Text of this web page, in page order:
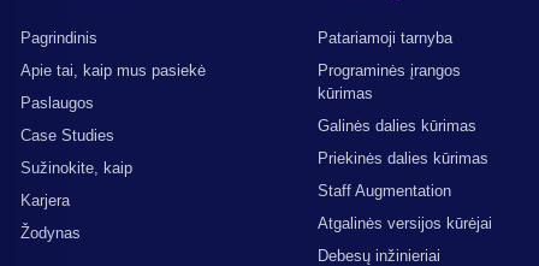
Pagrindinis
Apie tai, kaip mus pasiekė
Paslaugos
Case Studies
Sužinokite, kaip
Karjera
Žodynas
Patariamoji tarnyba
Programinės įrangos
kūrimas
Galinės dalies kūrimas
Priekinės dalies kūrimas
Staff Augmentation
Atgalinės versijos kūrėjai
Debesų inžinieriai